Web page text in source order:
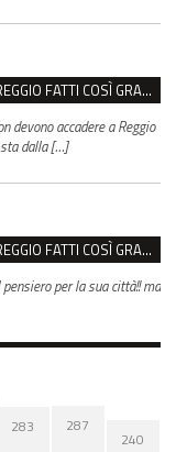
MAXI-RISSA ALLA CANALINA, MASSARI: “A REGGIO FATTI COSÌ GRAVI NON DEVONO TROVARE SPAZIO”
devono accadere a Reggio
dalla […]
MAXI-RISSA ALLA CANALINA, MASSARI: “A REGGIO FATTI COSÌ GRAVI NON DEVONO TROVARE SPAZIO”
per la sua città!! ma
283 287
240